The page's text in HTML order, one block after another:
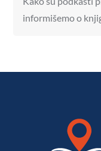
informišemo o